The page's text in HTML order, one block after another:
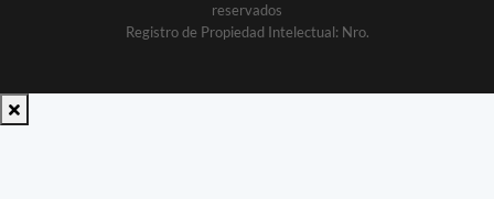
reservados
Registro de Propiedad Intelectual: Nro.